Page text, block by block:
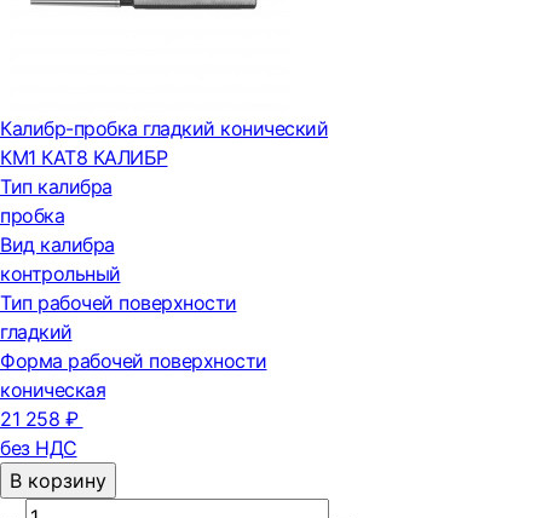
Калибр-пробка гладкий конический
КМ1 КАТ8 КАЛИБР
Тип калибра
пробка
Вид калибра
контрольный
Тип рабочей поверхности
гладкий
Форма рабочей поверхности
коническая
21 258 ₽
без НДС
В корзину